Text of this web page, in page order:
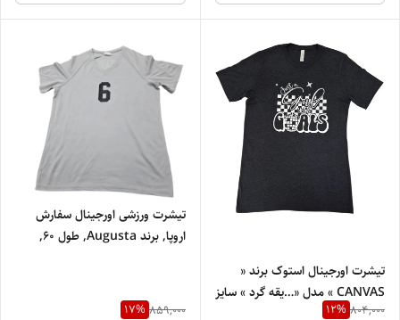
تیشرت اورجینال استوک برند «
CANVAS » مدل «…یقه گرد » سایز
804,000
12%
تیشرت ورزشی اورجینال سفارش
اروپا, برند Augusta, طول 60,
859,000
17%